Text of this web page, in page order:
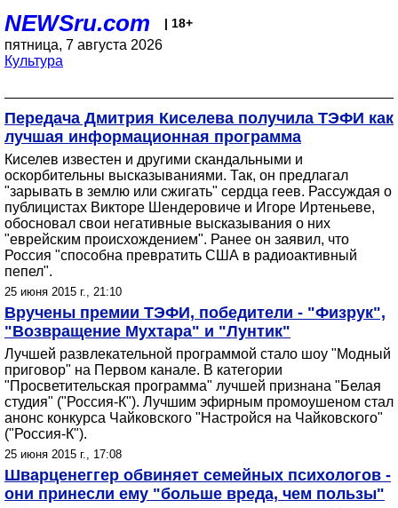
NEWSru.com | 18+
пятница, 7 августа 2026
Культура
Передача Дмитрия Киселева получила ТЭФИ как
лучшая информационная программа
Киселев известен и другими скандальными и
оскорбительны высказываниями. Так, он предлагал
"зарывать в землю или сжигать" сердца геев. Рассуждая о
публицистах Викторе Шендеровиче и Игоре Иртеньеве,
обосновал свои негативные высказывания о них
"еврейским происхождением". Ранее он заявил, что
Россия "способна превратить США в радиоактивный
пепел".
25 июня 2015 г., 21:10
Вручены премии ТЭФИ, победители - "Физрук",
"Возвращение Мухтара" и "Лунтик"
Лучшей развлекательной программой стало шоу "Модный
приговор" на Первом канале. В категории
"Просветительская программа" лучшей признана "Белая
студия" ("Россия-К"). Лучшим эфирным промоушеном стал
анонс конкурса Чайковского "Настройся на Чайковского"
("Россия-К").
25 июня 2015 г., 17:08
Шварценеггер обвиняет семейных психологов -
они принесли ему "больше вреда, чем пользы"